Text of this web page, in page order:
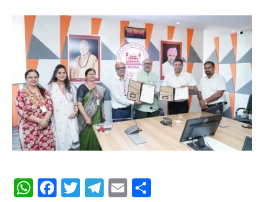
WhatsApp
Facebook
Twitter
Telegram
Email